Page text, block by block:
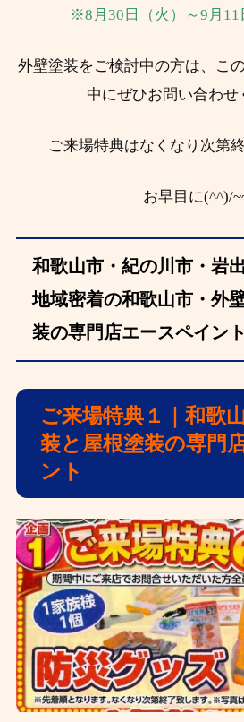
※8月30日（火）～9月11
外壁塗装をご検討中の方は、こ
中にぜひお問い合わせ
ご来場特典はなくなり次第
お早目に(^^)/
和歌山市・紀の川市・岩
地域密着の和歌山市・外
装の専門店エースペイント
ご来場特典１｜和歌
装と屋根塗装の専門
ント